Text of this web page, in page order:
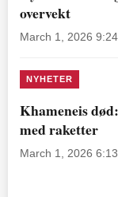
overvekt
March 1, 2026 9:24
NYHETER
Khameneis
med raketter
March 1, 2026 6:13